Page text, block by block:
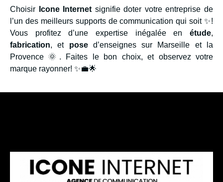
Choisir Icone Internet signifie doter votre entreprise de
l’un des meilleurs supports de communication qui soit ✨!
Vous profitez d’une expertise inégalée en étude,
fabrication, et posed’enseignes sur Marseille et la
Provence 🌞. Faites le bon choix, et observez votre
marque rayonner! ✨💼🌟